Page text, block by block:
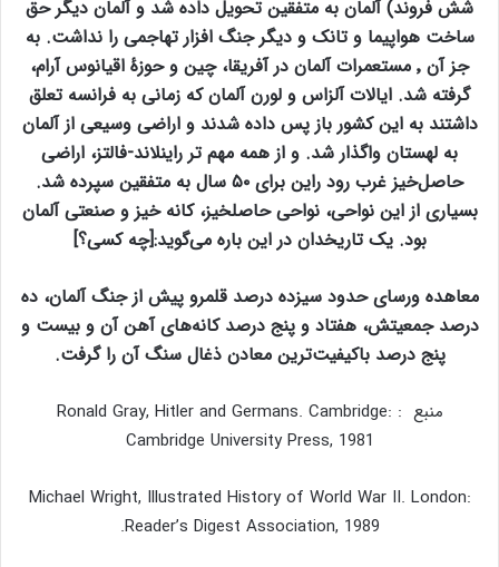
شش فروند) آلمان به متفقین تحویل داده شد و آلمان دیگر حق
ساخت هواپیما و تانک و دیگر جنگ افزار تهاجمی را نداشت. به
جز آن ٬ مستعمرات آلمان در آفریقا، چین و حوزهٔ اقیانوس آرام،
گرفته شد. ایالات آلزاس و لورن آلمان که زمانی به فرانسه تعلق
داشتند به این کشور باز پس داده شدند و اراضی وسیعی از آلمان
به لهستان واگذار شد. و از همه مهم تر راینلاند-فالتز، اراضی
حاصل‌خیز غرب رود راین برای ۵۰ سال به متفقین سپرده شد.
بسیاری از این نواحی، نواحی حاصلخیز، کانه خیز و صنعتی آلمان
بود. یک تاریخدان در این باره می‌گوید:[چه کسی؟]
معاهده ورسای حدود سیزده درصد قلمرو پیش از جنگ آلمان، ده
درصد جمعیتش، هفتاد و پنج درصد کانه‌های آهن آن و بیست و
پنج درصد باکیفیت‌ترین معادن ذغال سنگ آن را گرفت.
منبع : Ronald Gray, Hitler and Germans. Cambridge:
Cambridge University Press, 1981
Michael Wright, Illustrated History of World War II. London:
Reader’s Digest Association, 1989.